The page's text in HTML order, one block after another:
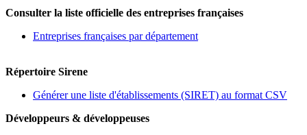
Consulter la liste officielle des entreprises françaises
Entreprises françaises par département
Répertoire Sirene
Générer une liste d'établissements (SIRET) au format CSV
Développeurs & développeuses